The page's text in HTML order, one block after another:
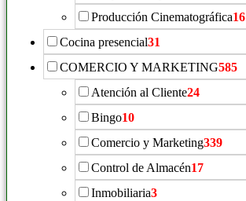
Producción Cinematográfica16
Cocina presencial31
COMERCIO Y MARKETING585
Atención al Cliente24
Bingo10
Comercio y Marketing339
Control de Almacén17
Inmobiliaria3